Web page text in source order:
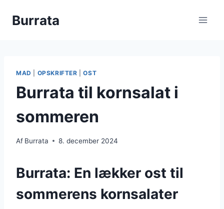
Burrata
MAD OPSKRIFTER |OST
Burrata til kornsalat i
sommeren
Af Burrata 8. december 2024
Burrata: En lækker ost til
sommerens kornsalater